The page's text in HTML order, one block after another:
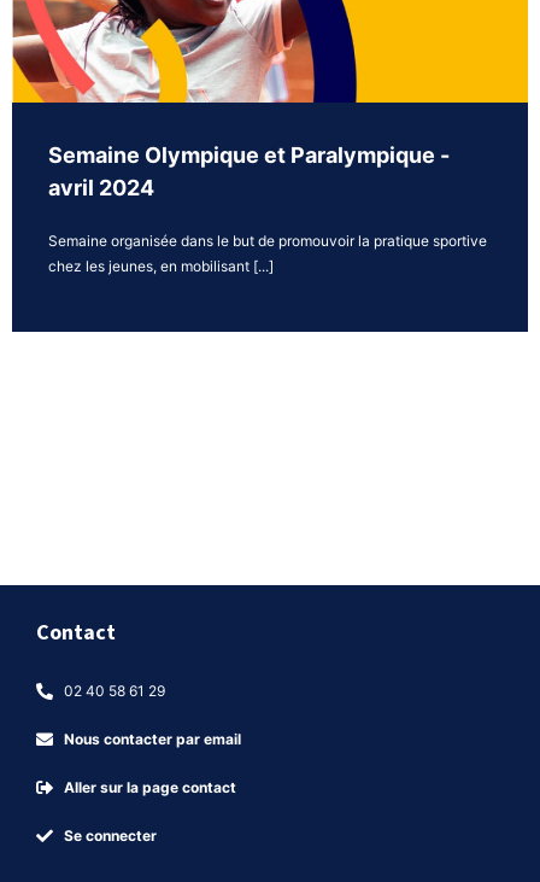
Semaine Olympique et Paralympique -
avril 2024
Semaine organisée dans le but de promouvoir la pratique sportive
chez les jeunes, en mobilisant [...]
Contact
02 40 58 61 29
Nous contacter par email
Aller sur la page contact
Se connecter